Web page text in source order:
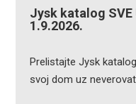
Jysk katalog SVE
1.9.2026.
Prelistajte Jysk
svoj dom uz